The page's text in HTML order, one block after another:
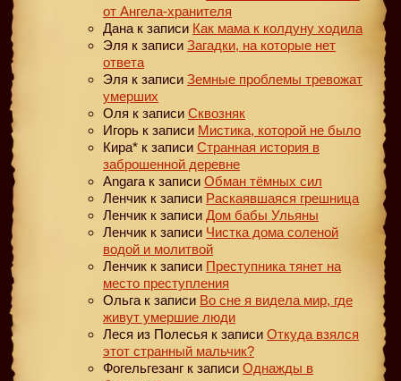
от Ангела-хранителя
Дана к записи Как мама к колдуну ходила
Эля к записи Загадки, на которые нет
ответа
Эля к записи Земные проблемы тревожат
умерших
Оля к записи Сквозняк
Игорь к записи Мистика, которой не было
Кира* к записи Странная история в
заброшенной деревне
Angara к записи Обман тёмных сил
Ленчик к записи Раскаявшаяся грешница
Ленчик к записи Дом бабы Ульяны
Ленчик к записи Чистка дома соленой
водой и молитвой
Ленчик к записи Преступника тянет на
место преступления
Ольга к записи Во сне я видела мир, где
живут умершие люди
Леся из Полесья к записи Откуда взялся
этот странный мальчик?
Фогельгезанг к записи Однажды в